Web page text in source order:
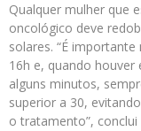
Qualquer mulher que
oncológico deve
solares. “É
16h e, quando houver
alguns minutos,
superior a 30,
o tratamento”,